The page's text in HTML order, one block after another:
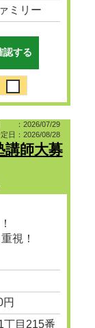
ミリー
認する
：2026/07/29
日：2026/08/28
講師大募
視！
丁目215番